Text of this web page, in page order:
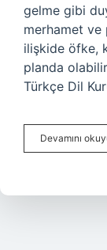
gelme gibi
merhamet ve
ilişkide öfke,
planda
Türkçe Dil
Devamını